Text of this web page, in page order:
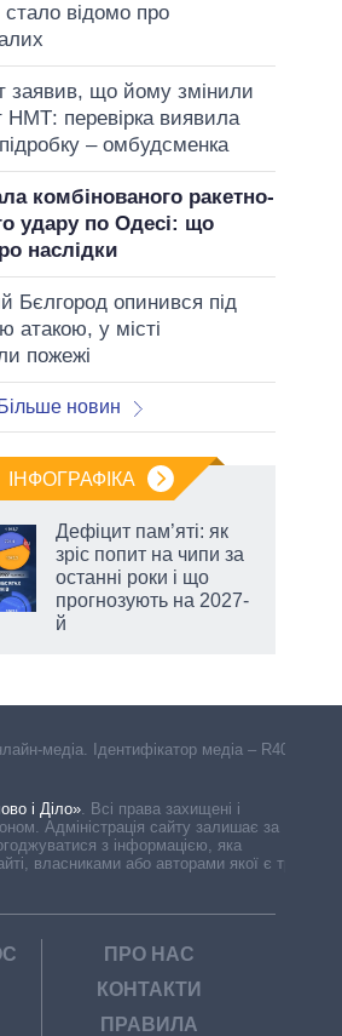
стало відомо про
заявив, що йому змінили
НМТ: перевірка виявила
– омбудсменка
комбінованого ракетно-
удару по Одесі: що
наслідки
Бєлгород опинився під
атакою, у місті
пожежі
Більше новин
ІНФОГРАФІКА
Дефіцит пам’яті: як
зріс попит на чипи за
останні роки і що
прогнозують на 2027-
й
медіа. Ідентифікатор медіа – R40-
і Діло». Всі права захищені і
Адміністрація сайту залишає за
з інформацією, яка
власниками або авторами якої є треті
ПРО НАС
КОНТАКТИ
ПРАВИЛА